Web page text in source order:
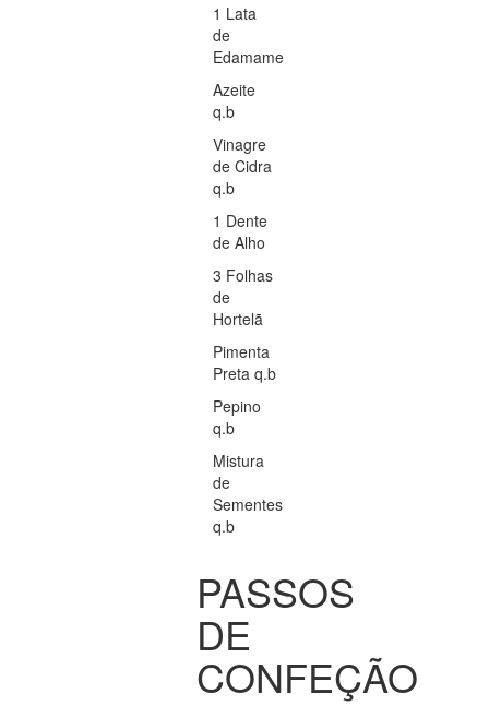
1 Lata
de
Edamame
Azeite
q.b
Vinagre
de Cidra
q.b
1 Dente
de Alho
3 Folhas
de
Hortelã
Pimenta
Preta q.b
Pepino
q.b
Mistura
de
Sementes
q.b
PASSOS
DE
CONFEÇÃO